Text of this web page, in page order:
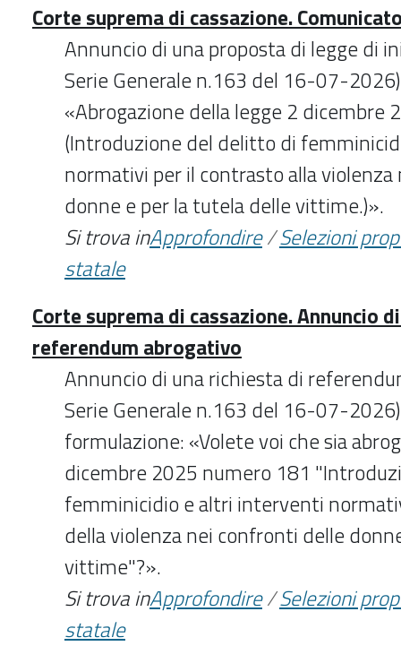
Corte suprema di cassazione.
Annuncio di una proposta di legge di
Serie Generale n.163 del 16-07-
«Abrogazione della legge 2 dicembre
(Introduzione del delitto di
normativi per il contrasto alla
donne e per la tutela delle vittime.)».
Si trova inApprofondire/Selezioni
statale
Corte suprema di cassazione. Annuncio
referendum abrogativo
Annuncio di una richiesta di
Serie Generale n.163 del 16-07-
formulazione: «Volete voi che sia
dicembre 2025 numero 181
femminicidio e altri interventi
della violenza nei confronti delle
vittime"?».
Si trova inApprofondire/Selezioni
statale